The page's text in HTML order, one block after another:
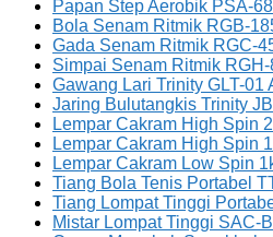
Papan Step Aerobik PSA-68
Bola Senam Ritmik RGB-
Gada Senam Ritmik RGC-
Simpai Senam Ritmik RGH-
Gawang Lari Trinity GLT-01
Jaring Bulutangkis Trinity
Lempar Cakram High Spin
Lempar Cakram High Spin
Lempar Cakram Low Spin
Tiang Bola Tenis Portabel
Tiang Lompat Tinggi
Mistar Lompat Tinggi SAC-